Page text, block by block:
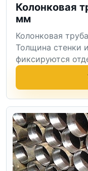
Колонковая
мм
Колонковая
Толщина стенки
фиксируются